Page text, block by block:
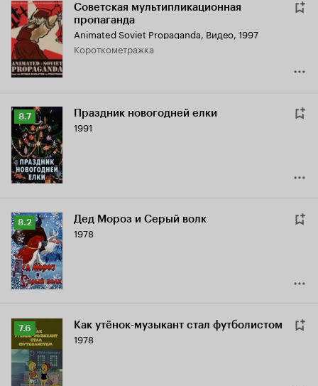
Советская мультипликационная
пропаганда
Animated Soviet Propaganda, Видео, 1997
короткометражка
Рейтинг
Кинопоиска
8.7
8.7 Праздник новогодней елки
1991
Рейтинг
Кинопоиска
8.2
8.2 Дед Мороз и Серый волк
1978
Рейтинг
Кинопоиска
7.6
7.6 Как утёнок-музыкант стал футболистом
1978